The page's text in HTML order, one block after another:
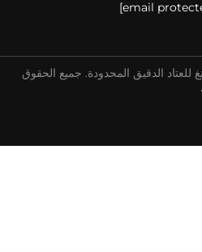
الدقيق المحدودة. جميع الحقوق